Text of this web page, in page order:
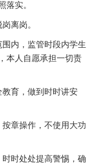
落实。
离岗。
内，监管时段内学生
本人自愿承担一切责
育，做到时时讲安
章操作，不使用大功
时处处提高警惕，确